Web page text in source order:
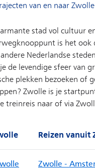
van en naar Zwolle